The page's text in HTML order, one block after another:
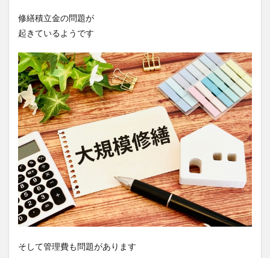
修繕積立金の問題が
起きているようです
そして管理費も問題があります